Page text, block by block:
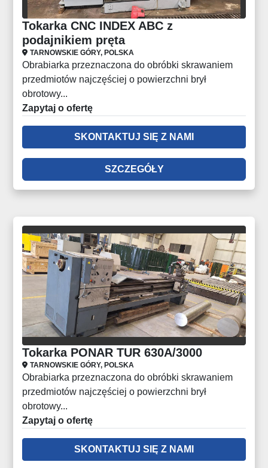
Tokarka CNC INDEX ABC z
podajnikiem pręta
TARNOWSKIE GÓRY, POLSKA
Obrabiarka przeznaczona do obróbki skrawaniem
przedmiotów najczęściej o powierzchni brył
obrotowy...
Zapytaj o ofertę
SKONTAKTUJ SIĘ Z NAMI
SZCZEGÓŁY
Tokarka PONAR TUR 630A/3000
TARNOWSKIE GÓRY, POLSKA
Obrabiarka przeznaczona do obróbki skrawaniem
przedmiotów najczęściej o powierzchni brył
obrotowy...
Zapytaj o ofertę
SKONTAKTUJ SIĘ Z NAMI